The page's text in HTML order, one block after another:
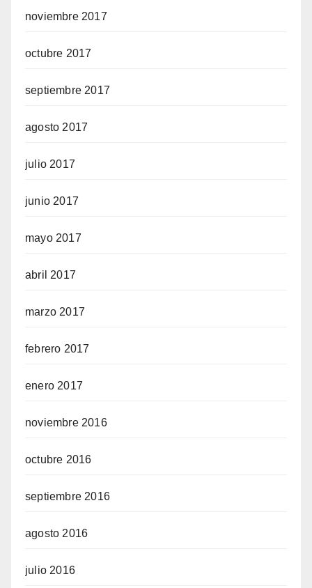
noviembre 2017
octubre 2017
septiembre 2017
agosto 2017
julio 2017
junio 2017
mayo 2017
abril 2017
marzo 2017
febrero 2017
enero 2017
noviembre 2016
octubre 2016
septiembre 2016
agosto 2016
julio 2016